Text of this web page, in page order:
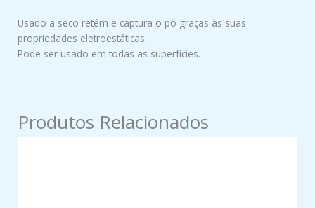
Usado a seco retém e captura o pó graças às suas
propriedades eletroestáticas.
Pode ser usado em todas as superfícies.
Produtos Relacionados